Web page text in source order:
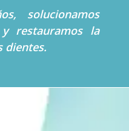
solucionamos
restauramos la
dientes.